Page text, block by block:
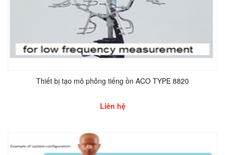
Thiết bị tạo mô phỏng tiếng ồn ACO TYPE 8820
Liên hệ